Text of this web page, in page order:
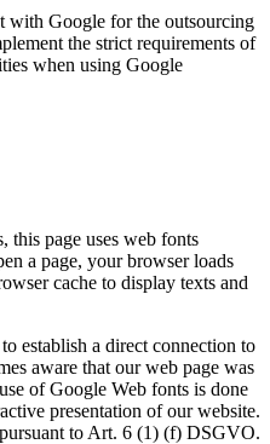
with Google for the outsourcing
the strict requirements of
when using Google
this page uses web fonts
a page, your browser loads
cache to display texts and
establish a direct connection to
aware that our web page was
of Google Web fonts is done
presentation of our website.
to Art. 6 (1) (f) DSGVO.